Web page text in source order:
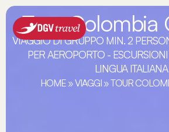
Tour Colombia
VIAGGIO DI GRUPPO MIN. 2
PER AEROPORTO -
LINGUA ITALIANA
HOME»VIAGGI»TOUR